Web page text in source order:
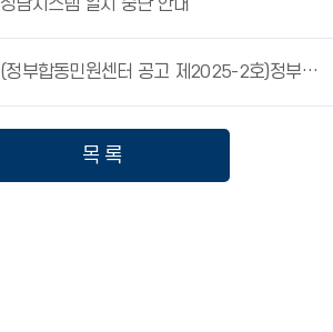
상담시스템 일시 중단 안내
(정부합동민원센터 공고 제2025-2호)정부민원안내콜센터 일반상담사 채용 서류심사 합격자 및 면접심사 일정 공고(공개경쟁)
목 록